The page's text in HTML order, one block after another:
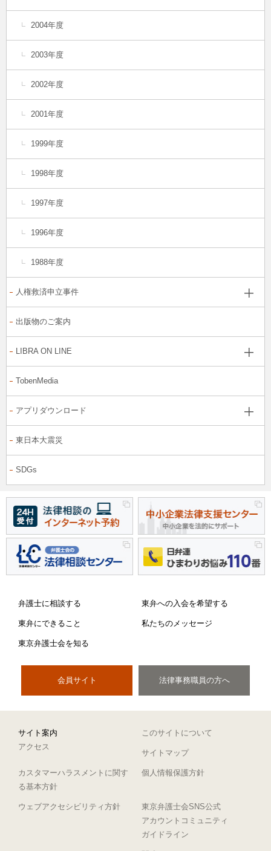
2004年度
2003年度
2002年度
2001年度
1999年度
1998年度
1997年度
1996年度
1988年度
人権救済申立事件
出版物のご案内
LIBRA ON LINE
TobenMedia
アプリダウンロード
東日本大震災
SDGs
弁護士に相談する 東弁への入会を希望する
東弁にできること 私たちのメッセージ
東京弁護士会を知る
会員サイト 法律事務職員の方へ
サイト案内
このサイトについて
アクセス
サイトマップ
カスタマーハラスメントに関す
る基本方針
個人情報保護方針
ウェブアクセシビリティ方針
東京弁護士会SNS公式
アカウントコミュニティ
ガイドライン